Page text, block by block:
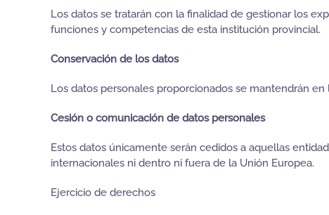
Los datos se tratarán con la finalidad de gestionar los
funciones y competencias de esta institución provincial.
Conservación de los datos
Los datos personales proporcionados se mantendrán
Cesión o comunicación de datos personales
Estos datos únicamente serán cedidos a aquellas
internacionales ni dentro ni fuera de la Unión Europea.
Ejercicio de derechos